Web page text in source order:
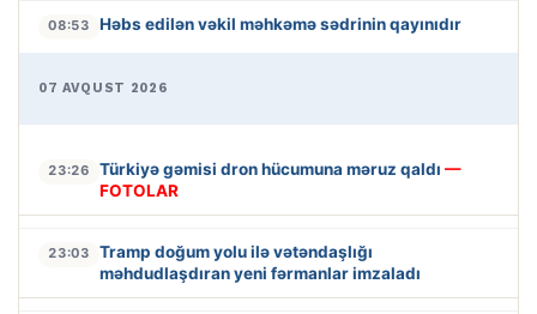
08:53 Həbs edilən vəkil məhkəmə sədrinin qayınıdır
07 AVQUST 2026
23:26 Türkiyə gəmisi dron hücumuna məruz qaldı —
FOTOLAR
23:03
Tramp doğum yolu ilə vətəndaşlığı
məhdudlaşdıran yeni fərmanlar imzaladı